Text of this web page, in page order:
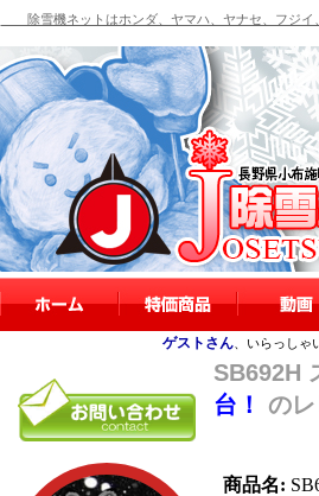
除雪機ネットはホンダ、ヤマハ、ヤナセ、フジイ
ゲストさん 、いらっし
SB692H
台！
の
商品名: